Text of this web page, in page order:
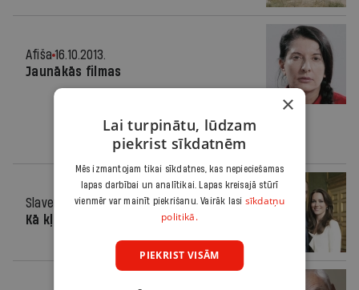
Afiša 16.10.2013.
Jaunākās filmas
Slavenība 27.04.2011.
Kā kļūt par princesi?
×
Lai turpinātu, lūdzam
piekrist sīkdatnēm
Mēs izmantojam tikai sīkdatnes, kas nepieciešamas
lapas darbībai un analītikai. Lapas kreisajā stūrī
vienmēr var mainīt piekrišanu. Vairāk lasi sīkdatņu
politikā.
PIEKRIST VISĀM